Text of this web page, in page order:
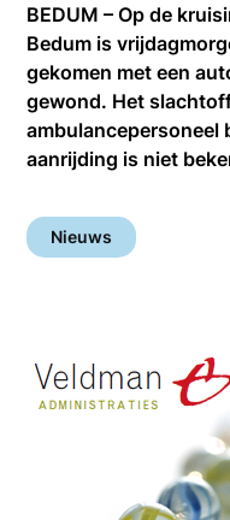
BEDUM – Op de
Bedum is
gekomen met een
gewond. Het
ambulancepersoneel
aanrijding is niet
Nieuws